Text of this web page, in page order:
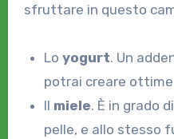
sfruttare in questo
Loyogurt. Un
potrai creare
Il miele. È in grado
pelle, e allo stesso